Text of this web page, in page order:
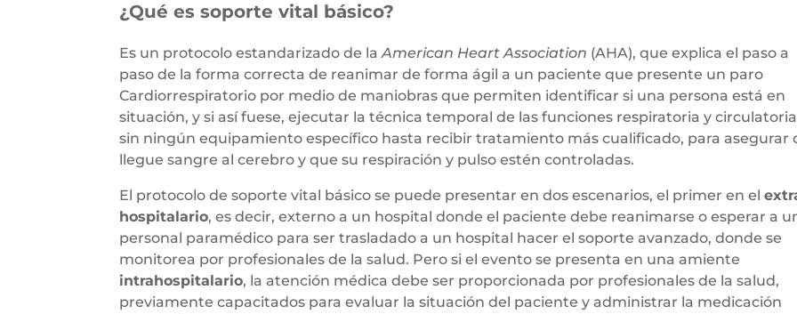
¿Qué es soporte vital básico?
Es un protocolo estandarizado de laAmerican Heart Association (AHA), que explica el paso a
paso de la forma correcta de reanimar de forma ágil a un paciente que presente un paro
Cardiorrespiratorio por medio de maniobras que permiten identificar si una persona está en
situación, y si así fuese, ejecutar la técnica temporal de las funciones respiratoria y
sin ningún equipamiento específico hasta recibir tratamiento más cualificado, para asegurar
llegue sangre al cerebro y que su respiración y pulso estén controladas.
El protocolo de soporte vital básico se puede presentar en dos escenarios, el primer en el
hospitalario, es decir, externo a un hospital donde el paciente debe reanimarse o esperar a
personal paramédico para ser trasladado a un hospital hacer el soporte avanzado, donde se
monitorea por profesionales de la salud. Pero si el evento se presenta en una amiente
intrahospitalario, la atención médica debe ser proporcionada por profesionales de la salud,
previamente capacitados para evaluar la situación del paciente y administrar la medicación